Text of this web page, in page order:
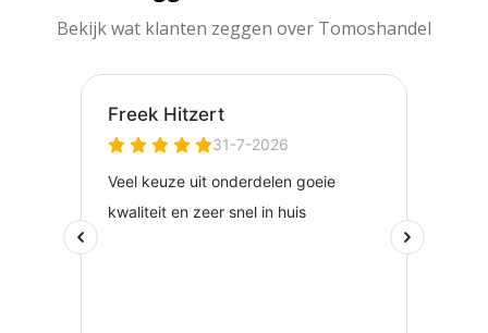
Bekijk wat klanten zeggen over Tomoshandel